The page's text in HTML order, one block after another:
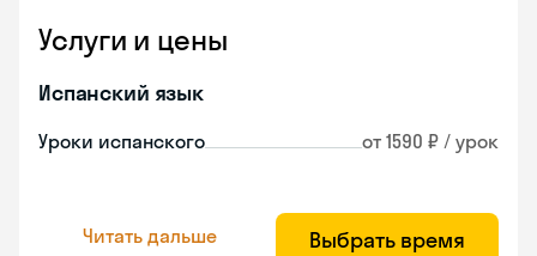
Услуги и цены
Испанский язык
Уроки испанского от 1590 ₽ / урок
Читать дальше Выбрать время